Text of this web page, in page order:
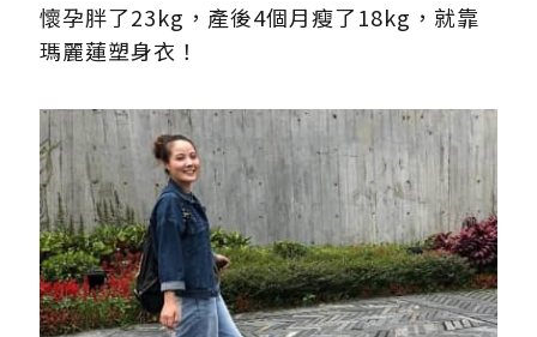
懷孕胖了23kg，產後4個月瘦了18kg，就靠
瑪麗蓮塑身衣！